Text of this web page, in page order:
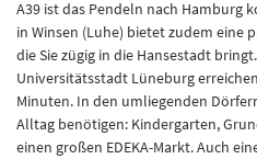
A39 ist das Pendeln nach Hamburg
in Winsen (Luhe) bietet zudem eine
die Sie zügig in die Hansestadt
Universitätsstadt Lüneburg
Minuten. In den umliegenden
Alltag benötigen: Kindergarten,
einen großen EDEKA-Markt. Auch